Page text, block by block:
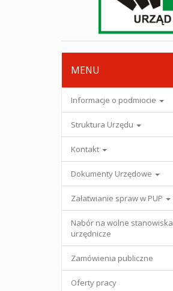
MENU
Informacje o podmiocie
Struktura Urzędu
Kontakt
Dokumenty Urzędowe
Załatwianie spraw w PUP
Nabór na wolne stanowiska
urzędnicze
Zamówienia publiczne
Oferty pracy